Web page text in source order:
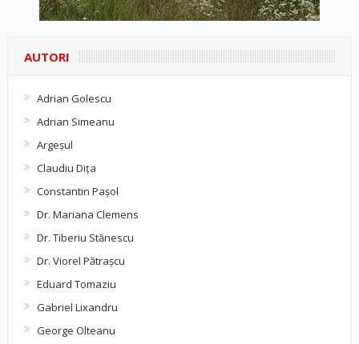
AUTORI
Adrian Golescu
Adrian Simeanu
Argeşul
Claudiu Diţa
Constantin Pașol
Dr. Mariana Clemens
Dr. Tiberiu Stănescu
Dr. Viorel Pătraşcu
Eduard Tomaziu
Gabriel Lixandru
George Olteanu